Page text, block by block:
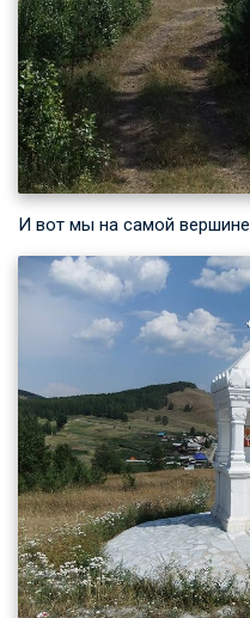
И вот мы на самой вершине